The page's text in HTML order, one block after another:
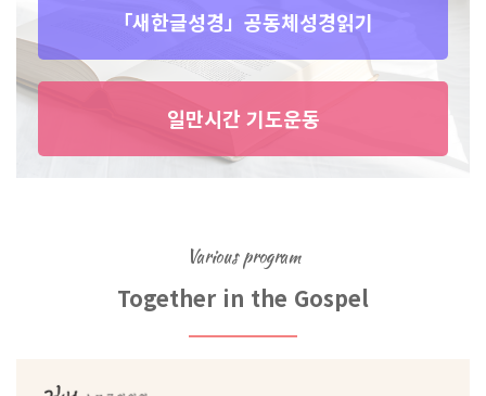
「새한글성경」공동체성경읽기
일만시간 기도운동
Various program
Together in the Gospel